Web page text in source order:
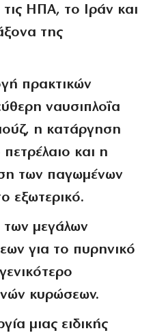
ΗΠΑ, το Ιράν και
της
πρακτικών
ναυσιπλοΐα
η κατάργηση
και η
των παγωμένων
εξωτερικό.
μεγάλων
για το πυρηνικό
κυρώσεων.
μιας ειδικής